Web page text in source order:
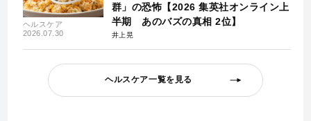
ヘルスケア
2026.07.30
群」の恐怖【2026 集英社オンライン上
半期 あのバズの真相 2位】
井上晃
ヘルスケア一覧を見る